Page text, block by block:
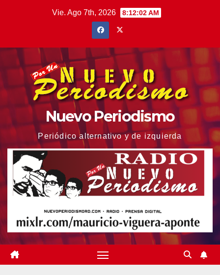
Vie. Ago 7th, 2026 8:12:03 AM
Nuevo Periodismo
Periódico alternativo y de izquierda